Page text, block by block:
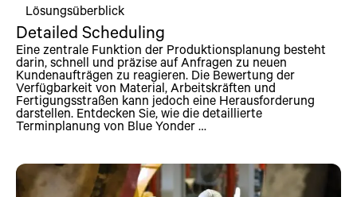
Lösungsüberblick
Detailed Scheduling
Eine zentrale Funktion der Produktionsplanung besteht
darin, schnell und präzise auf Anfragen zu neuen
Kundenaufträgen zu reagieren. Die Bewertung der
Verfügbarkeit von Material, Arbeitskräften und
Fertigungsstraßen kann jedoch eine Herausforderung
darstellen. Entdecken Sie, wie die detaillierte
Terminplanung von Blue Yonder …